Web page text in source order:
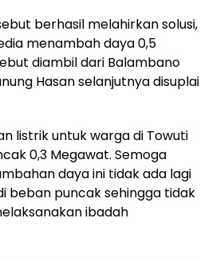
berhasil melahirkan solusi,
menambah daya 0,5
diambil dari Balambano
Hasan selanjutnya disuplai
listrik untuk warga di Towuti
0,3 Megawat. Semoga
daya ini tidak ada lagi
beban puncak sehingga tidak
ibadah